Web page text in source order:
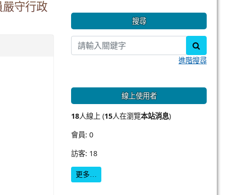
嚴守行政
搜尋
進階搜尋
線上使用者
18人線上 (15人在瀏覽本站消息)
會員: 0
訪客: 18
更多…